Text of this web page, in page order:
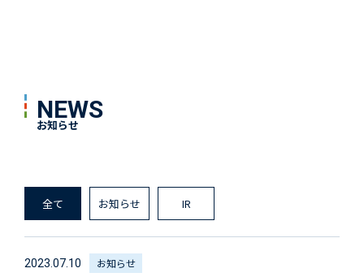
NEWS
お知らせ
全て お知らせ IR
2023.07.10 お知らせ